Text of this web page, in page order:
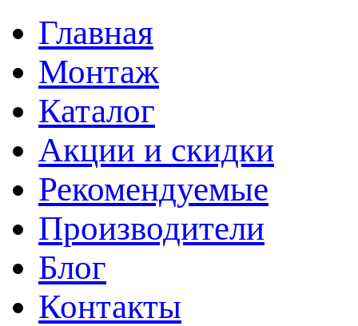
Главная
Монтаж
Каталог
Акции и скидки
Рекомендуемые
Производители
Блог
Контакты